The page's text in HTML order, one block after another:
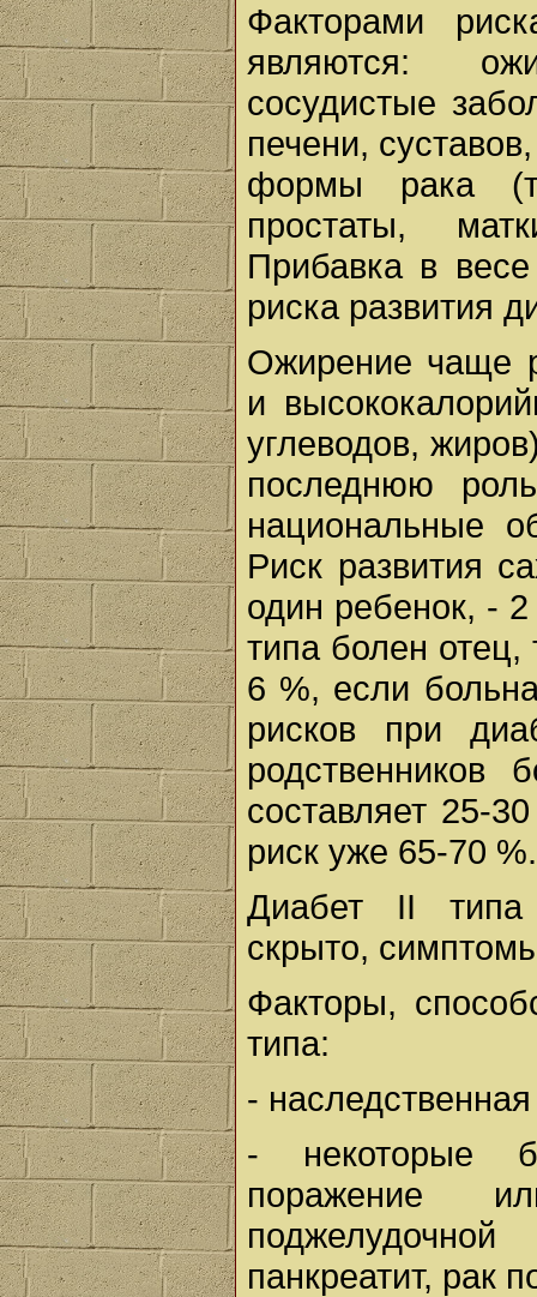
Факторами
являются:
сосудистые
печени,
формы рака
простаты,
Прибавка в
риска развития
Ожирение чаще
и
углеводов,
последнюю
национальные
Риск развития
один ребенок, -
типа болен отец,
6 %, если
рисков при
родственников
составляет 25-
риск уже 65-70 %.
Диабет II типа
скрыто,
Факторы,
типа:
-
- некоторые
поражение
панкреатит, рак